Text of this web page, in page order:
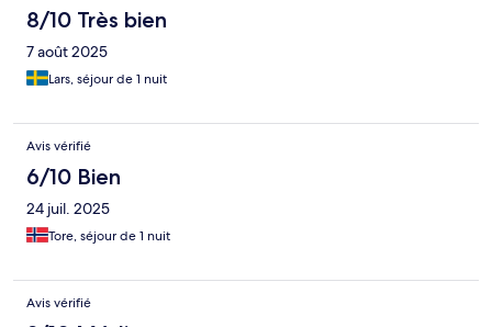
8/10 Très bien
7 août 2025
Lars, séjour de 1 nuit
Avis vérifié
6/10 Bien
24 juil. 2025
Tore, séjour de 1 nuit
Avis vérifié